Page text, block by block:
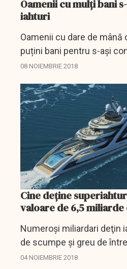
Oamenii cu mulți bani
iahturi
Oamenii cu dare de mână
puțini bani pentru s-ași
încă nu și-a revenit după
familii....
08 NOIEMBRIE 2018
Cine deține
valoare de 6,5
Numeroşi miliardari deţin
de scumpe şi greu de
agenţia de presă
04 NOIEMBRIE 2018